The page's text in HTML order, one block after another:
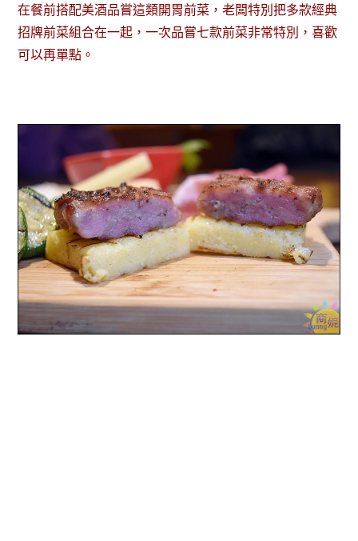
在餐前搭配美酒品嘗這類開胃前菜，老闆特別把多款經典
招牌前菜組合在一起，一次品嘗七款前菜非常特別，喜歡
可以再單點。